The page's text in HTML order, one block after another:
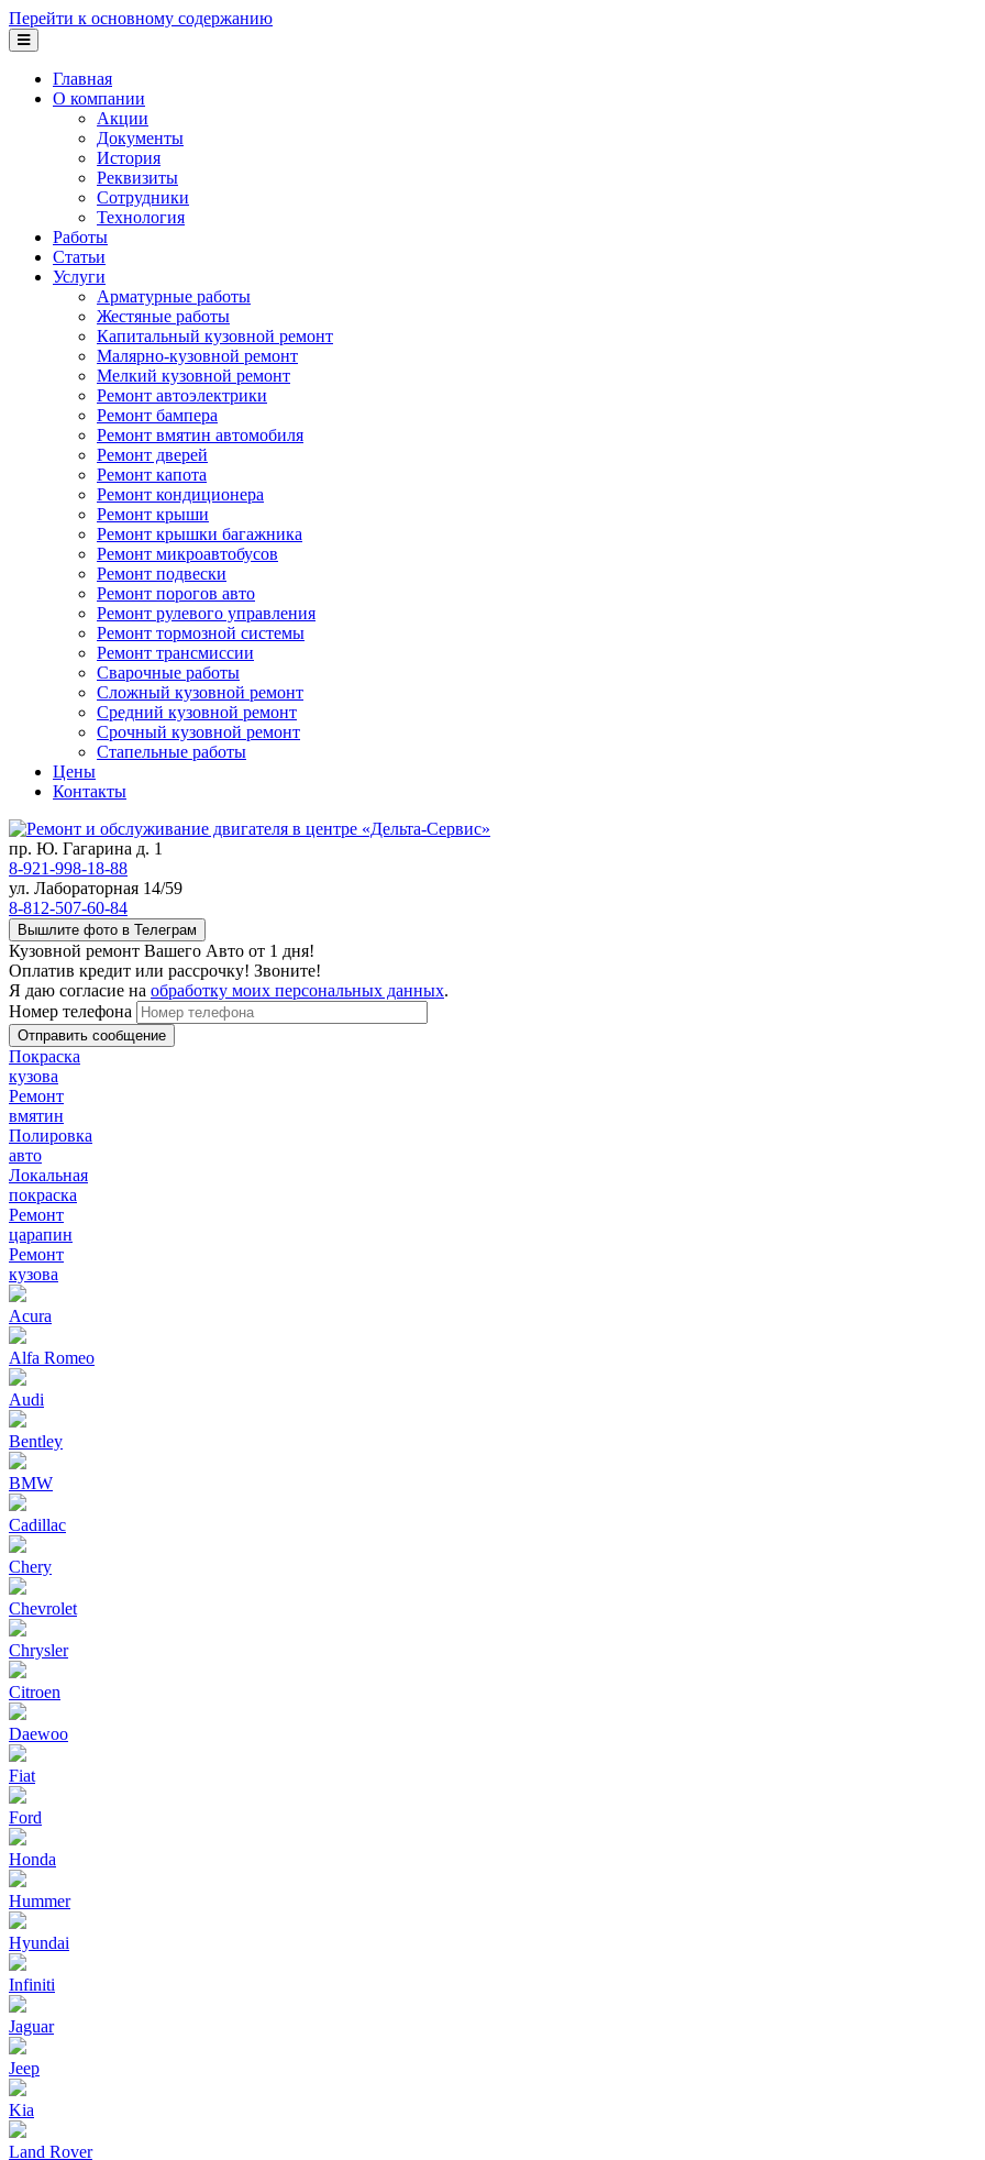
Перейти к основному содержанию
Главная
О компании
Акции
Документы
История
Реквизиты
Сотрудники
Технология
Работы
Статьи
Услуги
Арматурные работы
Жестяные работы
Капитальный кузовной ремонт
Малярно-кузовной ремонт
Мелкий кузовной ремонт
Ремонт автоэлектрики
Ремонт бампера
Ремонт вмятин автомобиля
Ремонт дверей
Ремонт капота
Ремонт кондиционера
Ремонт крыши
Ремонт крышки багажника
Ремонт микроавтобусов
Ремонт подвески
Ремонт порогов авто
Ремонт рулевого управления
Ремонт тормозной системы
Ремонт трансмиссии
Сварочные работы
Сложный кузовной ремонт
Средний кузовной ремонт
Срочный кузовной ремонт
Стапельные работы
Цены
Контакты
пр. Ю. Гагарина д. 1
8-921-998-18-88
ул. Лабораторная 14/59
8-812-507-60-84
Вышлите фото в Телеграм
Кузовной ремонт Вашего Авто от 1 дня!
Оплатив кредит или рассрочку! Звоните!
Я даю согласие на обработку моих персональных данных.
Номер телефона
Покраска
кузова
Ремонт
вмятин
Полировка
авто
Локальная
покраска
Ремонт
царапин
Ремонт
кузова
Acura
Alfa Romeo
Audi
Bentley
BMW
Cadillac
Chery
Chevrolet
Chrysler
Citroen
Daewoo
Fiat
Ford
Honda
Hummer
Hyundai
Infiniti
Jaguar
Jeep
Kia
Land Rover